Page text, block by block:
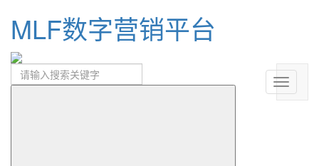
MLF数字营销平台